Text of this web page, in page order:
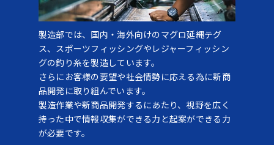
製造部では、国内・海外向けのマグロ延縄テグ
ス、スポーツフィッシングやレジャーフィッシン
グの釣り糸を製造しています。
さらにお客様の要望や社会情勢に応える為に新商
品開発に取り組んでいます。
製造作業や新商品開発するにあたり、視野を広く
持った中で情報収集ができる力と起案ができる力
が必要です。